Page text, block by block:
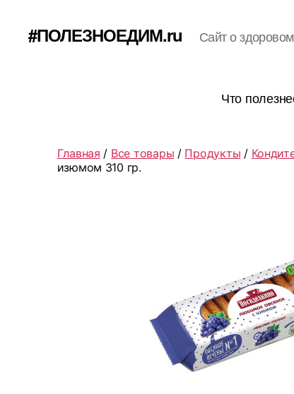
#ПОЛЕЗНОЕДИМ.ru Сайт о
Что
Главная / Все товары / Продукты /
изюмом 310 гр.